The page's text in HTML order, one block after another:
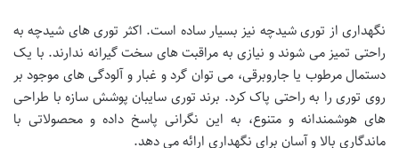
نگهداری از توری شیدچه نیز بسیار ساده است. اکثر توری های شیدچه به
راحتی تمیز می شوند و نیازی به مراقبت های سخت گیرانه ندارند. با یک
دستمال مرطوب یا جاروبرقی، می توان گرد و غبار و آلودگی های موجود بر
روی توری را به راحتی پاک کرد. برند توری سایبان پوشش سازه با طراحی
های هوشمندانه و متنوع، به این نگرانی پاسخ داده و محصولاتی با
ماندگاری بالا و آسان برای نگهداری ارائه می دهد.